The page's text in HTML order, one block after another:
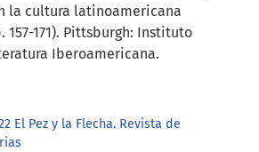
la cultura latinoamericana
171). Pittsburgh: Instituto
Iberoamericana.
El Pez y la Flecha. Revista de